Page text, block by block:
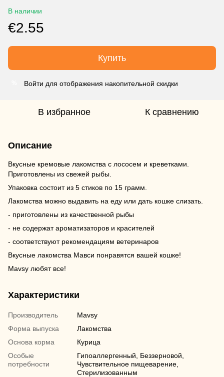
В наличии
€2.55
Купить
Войти для отображения накопительной скидки
В избранное К сравнению
Описание
Вкусные кремовые лакомства с лососем и креветками.
Приготовлены из свежей рыбы.
Упаковка состоит из 5 стиков по 15 грамм.
Лакомства можно выдавить на еду или дать кошке слизать.
- приготовлены из качественной рыбы
- не содержат ароматизаторов и красителей
- соответствуют рекомендациям ветеринаров
Вкусные лакомства Мавси понравятся вашей кошке!
Mavsy любят все!
Характеристики
Производитель
Mavsy
Форма выпуска
Лакомства
Основа корма
Курица
Особые
потребности
Гипоаллергенный, Беззерновой,
Чувствительное пищеварение,
Стерилизованным